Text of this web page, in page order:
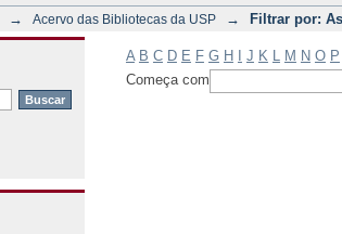
→ Acervo das Bibliotecas da USP → Filtrar por:
A B C D E F G H J K M N O P
Começa com